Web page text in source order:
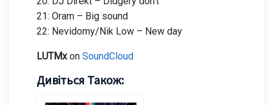
21: Oram – Big sound
22: Nevidomy/Nik Low – New day
LUTMxon SoundCloud
Дивіться Також: